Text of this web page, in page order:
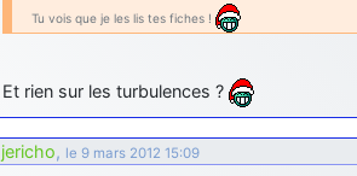
Tu vois que je les lis tes fiches !
Et rien sur les turbulences ?
jericho, le 9 mars 2012 15:09